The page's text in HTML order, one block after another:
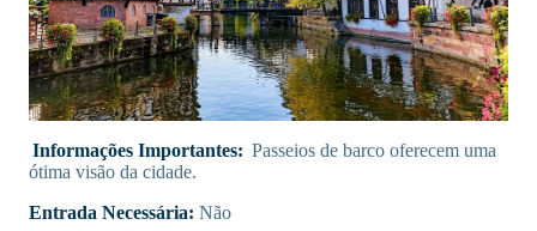
Informações Importantes: Passeios de barco oferecem uma
ótima visão da cidade.
Entrada Necessária: Não